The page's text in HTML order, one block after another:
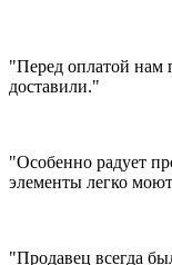
"Перед оплатой нам
доставили."
"Особенно радует
элементы легко
"Продавец всегда